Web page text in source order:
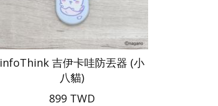
infoThink 吉伊卡哇防丟器 (小
八貓)
899 TWD